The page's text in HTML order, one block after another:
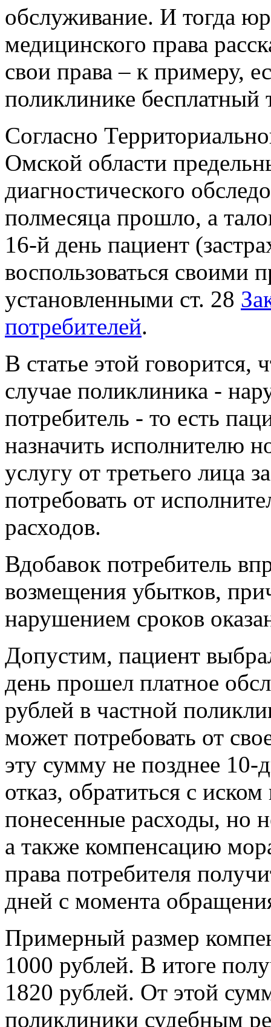
обслуживание. И тогда
медицинского права
свои права – к примеру,
поликлинике бесплатный
Согласно
Омской области
диагностического
полмесяца прошло, а
16-й день пациент
воспользоваться своими
установленными ст. 28
потребителей.
В статье этой
случае поликлиника -
потребитель - то есть
назначить исполнителю
услугу от третьего лица
потребовать от
расходов.
Вдобавок потребитель
возмещения убытков,
нарушением сроков
Допустим, пациент
день прошел платное
рублей в частной
может потребовать от
эту сумму не позднее 10-
отказ, обратиться с
понесенные расходы, но
а также компенсацию
права потребителя
дней с момента
Примерный размер
1000 рублей. В итоге
1820 рублей. От этой
поликлиники судебным